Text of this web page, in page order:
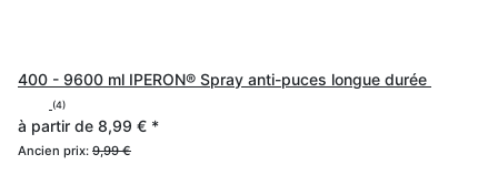
400 - 9600 ml IPERON® Spray anti-puces longue durée
(4)
à partir de 8,99 € *
Ancien prix: 9,99 €